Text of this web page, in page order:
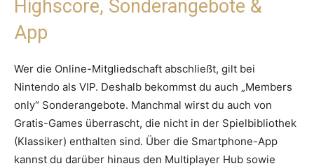
Highscore, Sonderangebote &
App
Wer die Online-Mitgliedschaft abschließt, gilt bei
Nintendo als VIP. Deshalb bekommst du auch „Members
only“ Sonderangebote. Manchmal wirst du auch von
Gratis-Games überrascht, die nicht in der Spielbibliothek
(Klassiker) enthalten sind. Über die Smartphone-App
kannst du darüber hinaus den Multiplayer Hub sowie